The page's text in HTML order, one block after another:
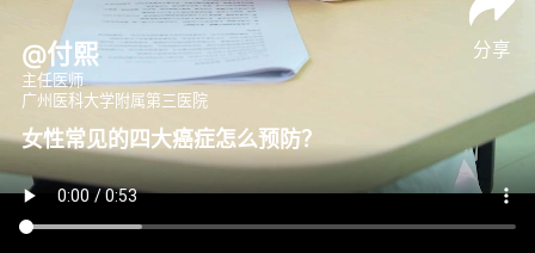
分享
@付熙
主任医师
广州医科大学附属第三医院
女性常见的四大癌症怎么预防？